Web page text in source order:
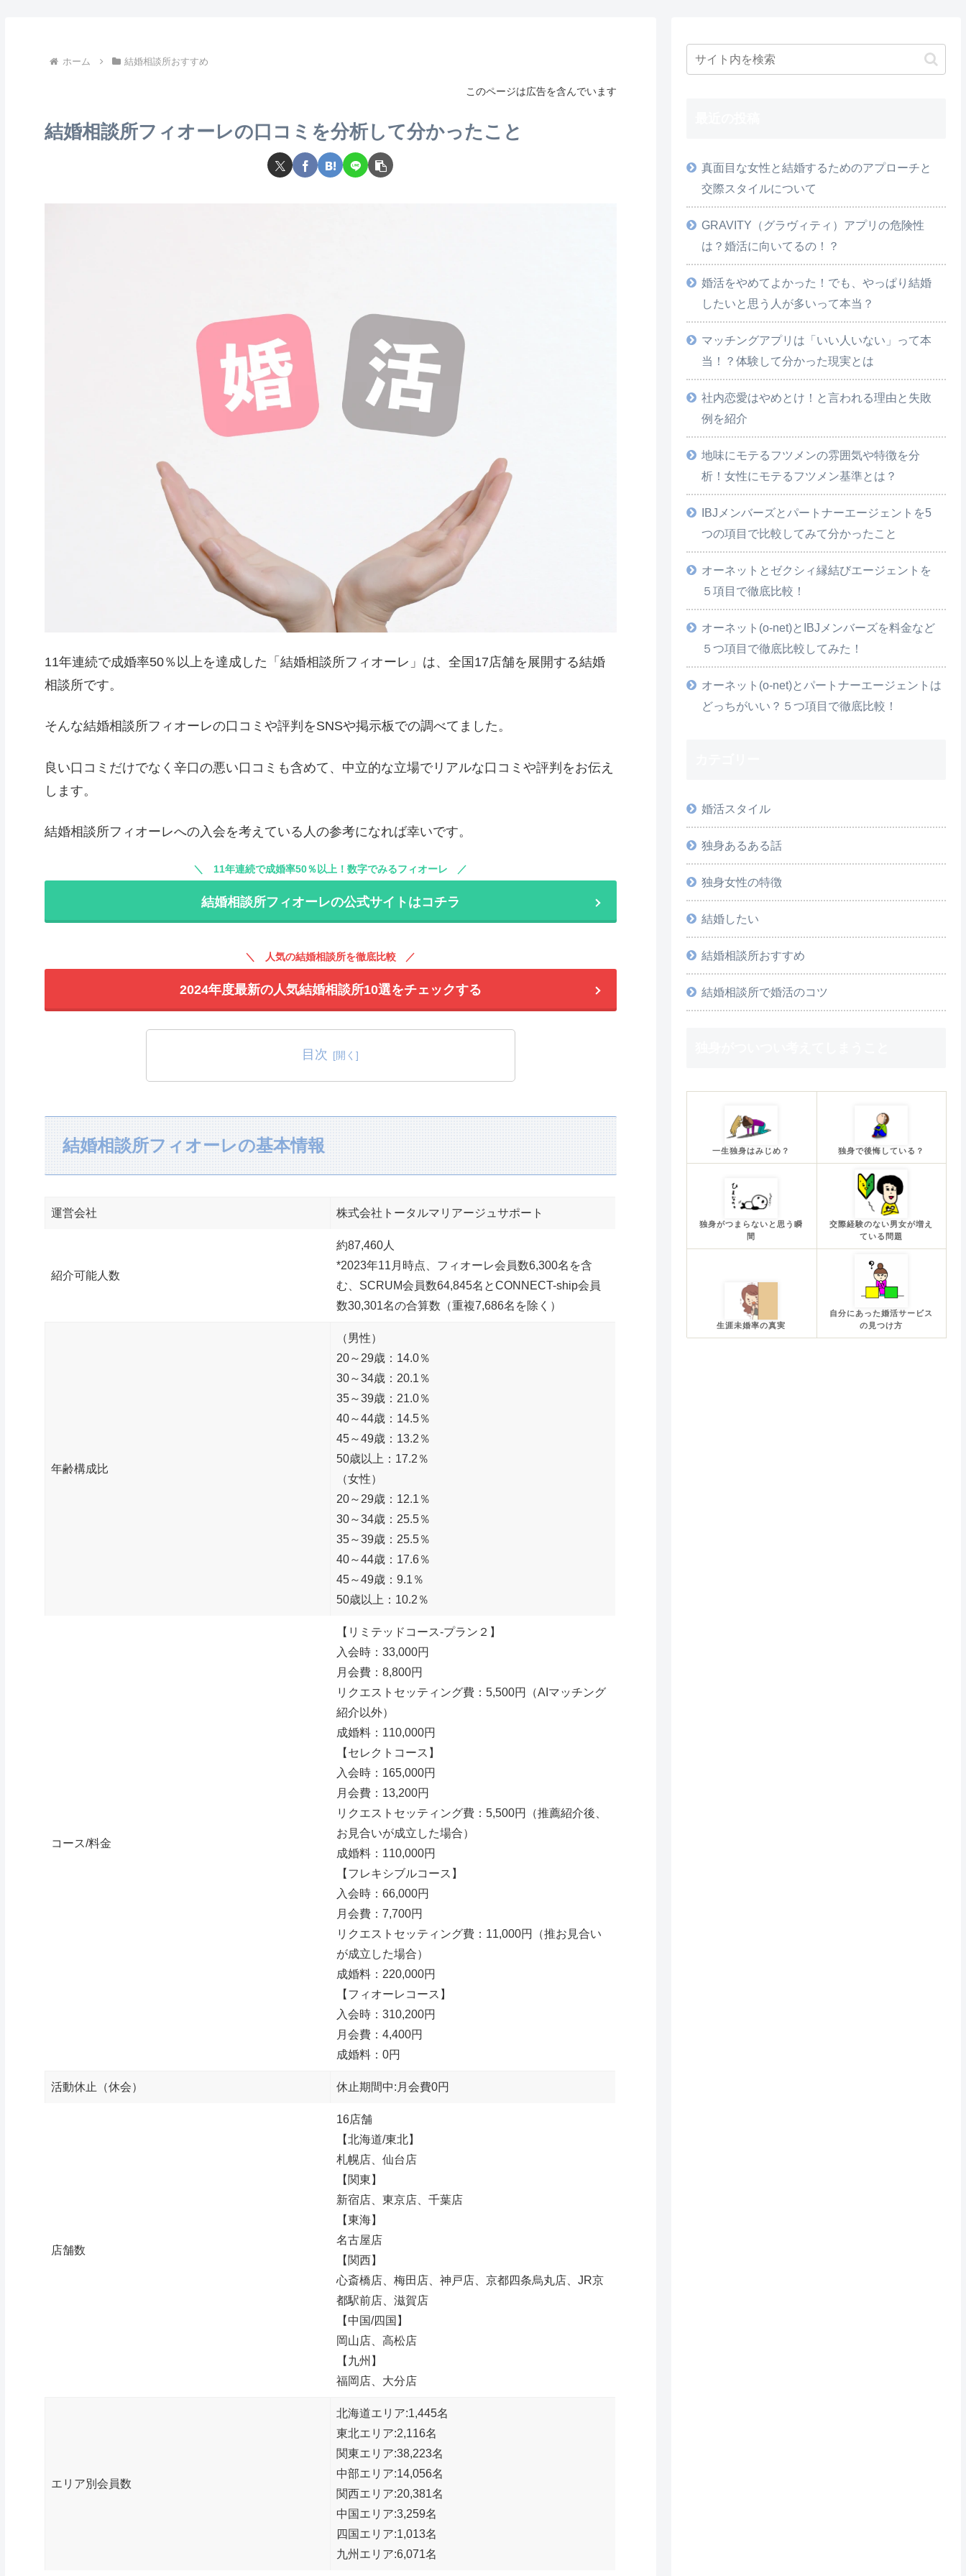
ホーム 結婚相談所おすすめ
このページは広告を含んでいます
結婚相談所フィオーレの口コミを分析して分かったこと
11年連続で成婚率50％以上を達成した「結婚相談所フィオーレ」は、全国17店舗を展開する結婚
相談所です。
そんな結婚相談所フィオーレの口コミや評判をSNSや掲示板での調べてました。
良い口コミだけでなく辛口の悪い口コミも含めて、中立的な立場でリアルな口コミや評判をお伝え
します。
結婚相談所フィオーレへの入会を考えている人の参考になれば幸いです。
11年連続で成婚率50％以上！数字でみるフィオーレ
結婚相談所フィオーレの公式サイトはコチラ
人気の結婚相談所を徹底比較
2024年度最新の人気結婚相談所10選をチェックする
目次
結婚相談所フィオーレの基本情報
運営会社 株式会社トータルマリアージュサポート
紹介可能人数
約87,460人
*2023年11月時点、フィオーレ会員数6,300名を含
む、SCRUM会員数64,845名とCONNECT-ship会員
数30,301名の合算数（重複7,686名を除く）
年齢構成比
（男性）
20～29歳：14.0％
30～34歳：20.1％
35～39歳：21.0％
40～44歳：14.5％
45～49歳：13.2％
50歳以上：17.2％
（女性）
20～29歳：12.1％
30～34歳：25.5％
35～39歳：25.5％
40～44歳：17.6％
45～49歳：9.1％
50歳以上：10.2％
コース/料金
【リミテッドコース-プラン２】
入会時：33,000円
月会費：8,800円
リクエストセッティング費：5,500円（AIマッチング
紹介以外）
成婚料：110,000円
【セレクトコース】
入会時：165,000円
月会費：13,200円
リクエストセッティング費：5,500円（推薦紹介後、
お見合いが成立した場合）
成婚料：110,000円
【フレキシブルコース】
入会時：66,000円
月会費：7,700円
リクエストセッティング費：11,000円（推お見合い
が成立した場合）
成婚料：220,000円
【フィオーレコース】
入会時：310,200円
月会費：4,400円
成婚料：0円
活動休止（休会） 休止期間中:月会費0円
店舗数
16店舗
【北海道/東北】
札幌店、仙台店
【関東】
新宿店、東京店、千葉店
【東海】
名古屋店
【関西】
心斎橋店、梅田店、神戸店、京都四条烏丸店、JR京
都駅前店、滋賀店
【中国/四国】
岡山店、高松店
【九州】
福岡店、大分店
エリア別会員数
北海道エリア:1,445名
東北エリア:2,116名
関東エリア:38,223名
中部エリア:14,056名
関西エリア:20,381名
中国エリア:3,259名
四国エリア:1,013名
九州エリア:6,071名
真面目な女性と結婚するためのアプローチと
交際スタイルについて
GRAVITY（グラヴィティ）アプリの危険性
は？婚活に向いてるの！？
婚活をやめてよかった！でも、やっぱり結婚
したいと思う人が多いって本当？
マッチングアプリは「いい人いない」って本
当！？体験して分かった現実とは
社内恋愛はやめとけ！と言われる理由と失敗
例を紹介
地味にモテるフツメンの雰囲気や特徴を分
析！女性にモテるフツメン基準とは？
IBJメンバーズとパートナーエージェントを5
つの項目で比較してみて分かったこと
オーネットとゼクシィ縁結びエージェントを
５項目で徹底比較！
オーネット(o-net)とIBJメンバーズを料金など
５つ項目で徹底比較してみた！
オーネット(o-net)とパートナーエージェントは
どっちがいい？５つ項目で徹底比較！
婚活スタイル
独身あるある話
独身女性の特徴
結婚したい
結婚相談所おすすめ
結婚相談所で婚活のコツ
一生独身はみじめ？ 独身で後悔している？
独身がつまらないと思う瞬
間
交際経験のない男女が増え
ている問題
生涯未婚率の真実
自分にあった婚活サービス
の見つけ方